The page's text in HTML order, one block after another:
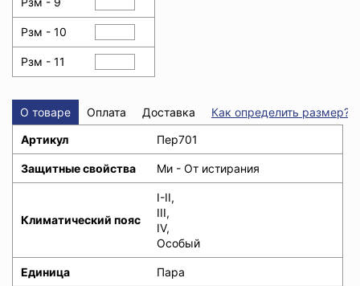
Рзм - 10
Рзм - 11
О товаре Оплата Доставка
Как определить размер?
Артикул
Пер701
Защитные свойства Ми - От истирания
Климатический пояс
I-II,
III,
IV,
Особый
Единица Пара